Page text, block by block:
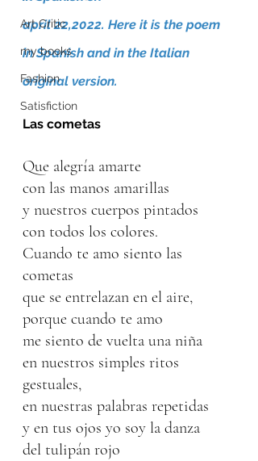
Art Critic
my books
Fashion
Satisfiction
april 22,2022. Here it is the poem
in Spanish and in the Italian
original version.
Las cometas
Que alegría amarte
con las manos amarillas
y nuestros cuerpos pintados
con todos los colores.
Cuando te amo siento las
cometas
que se entrelazan en el aire,
porque cuando te amo
me siento de vuelta una niña
en nuestros simples ritos
gestuales,
en nuestras palabras repetidas
y en tus ojos yo soy la danza
del tulipán rojo